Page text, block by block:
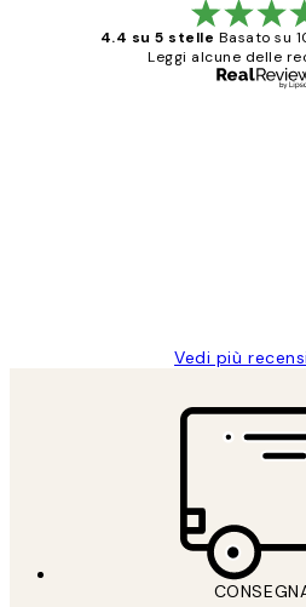
4.4 su 5 stelle Basato su
Leggi alcune delle
Vedi più